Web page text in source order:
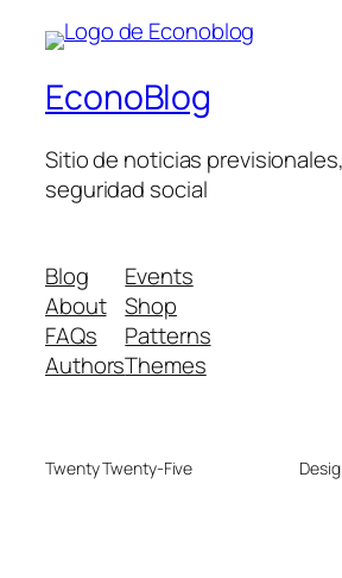
EconoBlog
Sitio de noticias
seguridad social
Blog
About
FAQs
Authors
Events
Shop
Patterns
Themes
Twenty Twenty-Five